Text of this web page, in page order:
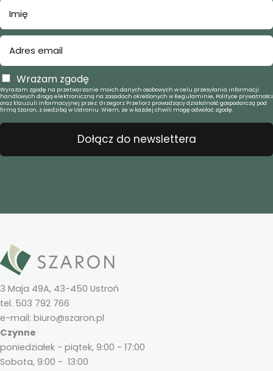
Wrażam zgodę
Wyrażam zgodę na przetwarzanie moich danych osobowych w celu przesyłania informacji
handlowych drogą elektroniczną na zasadach określonych w Regulaminie, Polityce prywatności
oraz klauzuli informacyjnej przez: Grzegorz Przeliorz prowadzący działalność gospodarczą pod
firmą Szaron, z siedzibą w Ustroniu. Wiem, że w każdej chwili mogę odwołać zgodę.
Dołącz do newslettera
3 Maja 49A, 43-450 Ustroń
tel. 503 792 766
e-mail: biuro@szaron.pl
Czynne
poniedziałek - piątek, 9:00 - 17:00
Sobota, 9:00 - 13:00